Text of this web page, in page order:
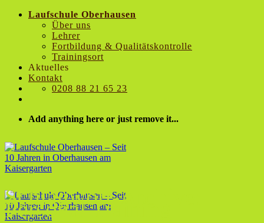
Zum
Laufschule Oberhausen
Über uns
Lehrer
Fortbildung & Qualitätskontrolle
Trainingsort
Aktuelles
Kontakt
0208 88 21 65 23
Add anything here or just remove it...
Schlagwort-Archive:
Personal Training